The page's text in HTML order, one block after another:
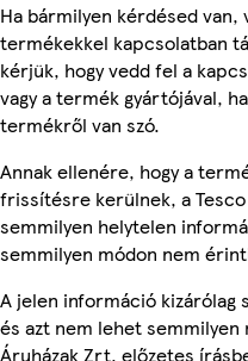
Ha bármilyen kérdésed van,
termékekkel kapcsolatban
kérjük, hogy vedd fel a
vagy a termék gyártójával,
termékről van szó.
Annak ellenére, hogy a
frissítésre kerülnek, a
semmilyen helytelen
semmilyen módon nem
A jelen információ kizárólag
és azt nem lehet semmilyen
Áruházak Zrt. előzetes